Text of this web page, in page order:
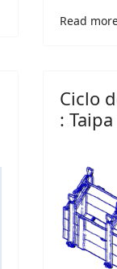
Read
Ciclo
: